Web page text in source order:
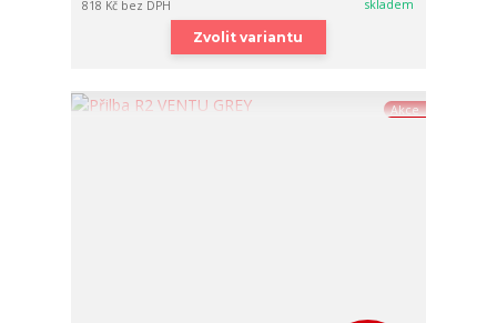
818 Kč bez DPH skladem
Zvolit variantu
Akce